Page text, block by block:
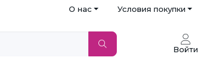
О нас Условия покупки
Войти